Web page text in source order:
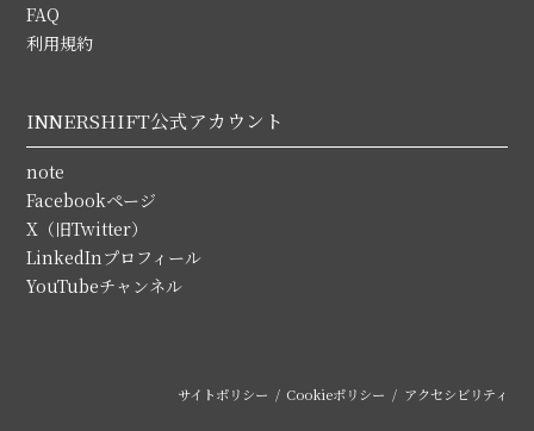
FAQ
利用規約
INNERSHIFT公式アカウント
note
Facebookページ
X（旧Twitter）
LinkedInプロフィール
YouTubeチャンネル
サイトポリシー Cookieポリシー アクセシビリティ